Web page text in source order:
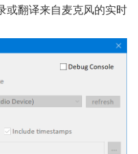
或翻译来自麦克风的实时